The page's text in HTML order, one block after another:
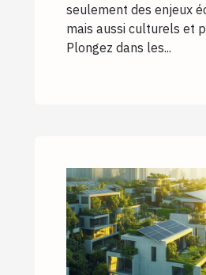
seulement des enjeux
mais aussi culturels et
Plongez dans les...